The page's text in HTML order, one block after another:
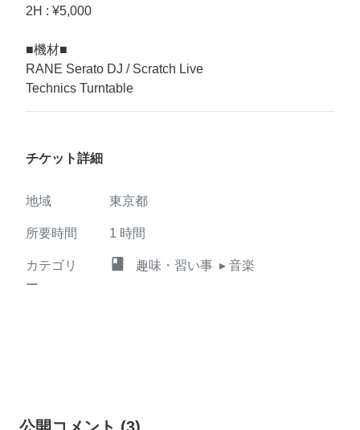
2H : ¥5,000
■機材■
RANE Serato DJ / Scratch Live
Technics Turntable
チケット詳細
地域 東京都
所要時間 1 時間
カテゴリ
ー
class 趣味・習い事 ▸ 音楽